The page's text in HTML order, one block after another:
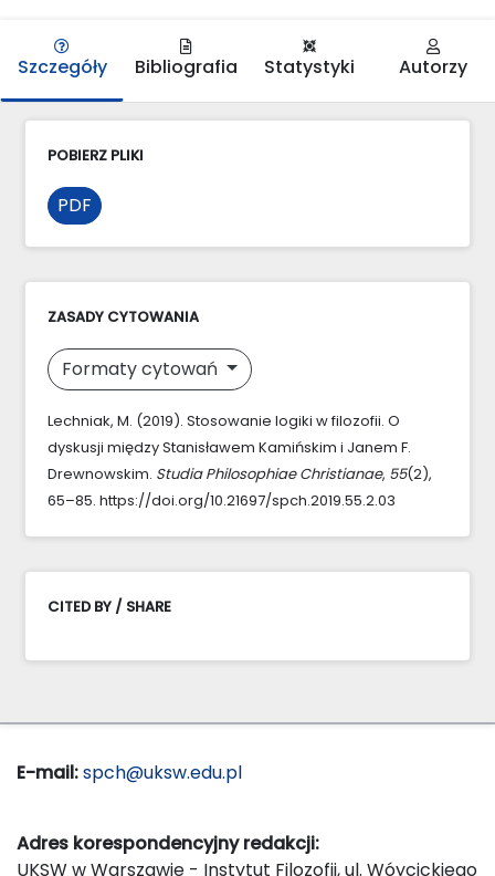
Szczegóły Bibliografia Statystyki Autorzy
POBIERZ PLIKI
PDF
ZASADY CYTOWANIA
Formaty cytowań
Lechniak, M. (2019). Stosowanie logiki w filozofii. O
dyskusji między Stanisławem Kamińskim i Janem F.
Drewnowskim. Studia Philosophiae Christianae, 55(2),
65–85. https://doi.org/10.21697/spch.2019.55.2.03
CITED BY / SHARE
E-mail:spch@uksw.edu.pl
Adres korespondencyjny redakcji:
UKSW w Warszawie - Instytut Filozofii, ul. Wóycickiego